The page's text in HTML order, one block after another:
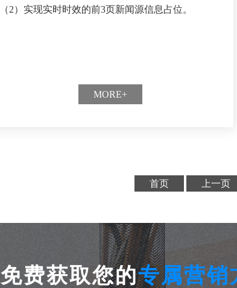
（2）实现实时时效的前3页新闻源信息占位。
MORE+
首页 上一页
免费获取您的专属营销